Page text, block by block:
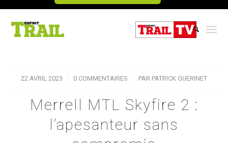
22 AVRIL 2023
/ 0 COMMENTAIRES
/ PAR PATRICK GUERINET
Merrell MTL Skyfire 2 :
l’apesanteur sans